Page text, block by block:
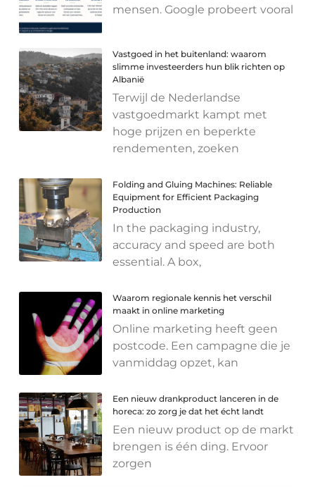
mensen. Google probeert vooral
Vastgoed in het buitenland: waarom
slimme investeerders hun blik richten op
Albanië
Terwijl de Nederlandse
vastgoedmarkt kampt met
hoge prijzen en beperkte
rendementen, zoeken
Folding and Gluing Machines: Reliable
Equipment for Efficient Packaging
Production
In the packaging industry,
accuracy and speed are both
essential. A box,
Waarom regionale kennis het verschil
maakt in online marketing
Online marketing heeft geen
postcode. Een campagne die je
vanmiddag opzet, kan
Een nieuw drankproduct lanceren in de
horeca: zo zorg je dat het écht landt
Een nieuw product op de markt
brengen is één ding. Ervoor
zorgen